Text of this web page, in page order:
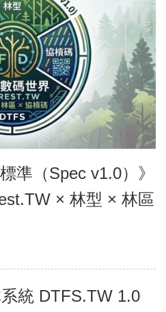
準（Spec v1.0）》
× 林型 × 林區
統 DTFS.TW 1.0